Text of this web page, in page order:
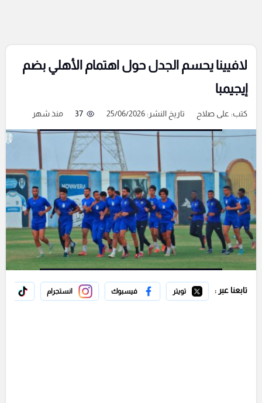
لافيينا يحسم الجدل حول اهتمام الأهلي بضم
إيجيمبا
كتب: على صلاح تاريخ النشر: 25/06/2026 37 منذ شهر
تابعنا عبر : تويتر فيسبوك انستجرام